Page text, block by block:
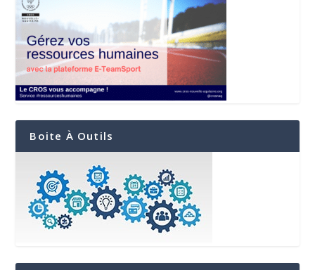
Boite À Outils